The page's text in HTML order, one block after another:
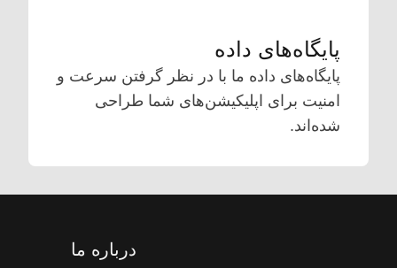
پایگاه‌های داده
پایگاه‌های داده ما با در نظر گرفتن سرعت و
امنیت برای اپلیکیشن‌های شما طراحی
شده‌اند.
درباره ما